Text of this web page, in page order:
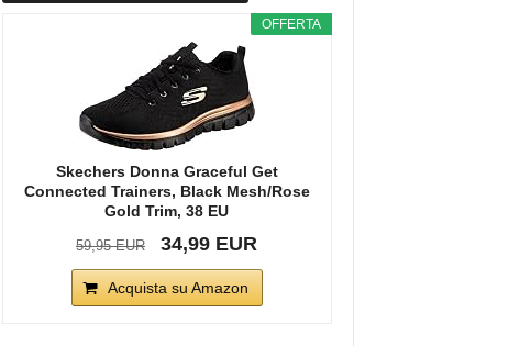
OFFERTA
Skechers Donna Graceful Get
Connected Trainers, Black Mesh/Rose
Gold Trim, 38 EU
59,95 EUR 34,99 EUR
Acquista su Amazon